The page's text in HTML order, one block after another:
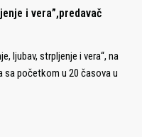
i vera”,predavač
ljubav, strpljenje i vera“, na
sa početkom u 20 časova u